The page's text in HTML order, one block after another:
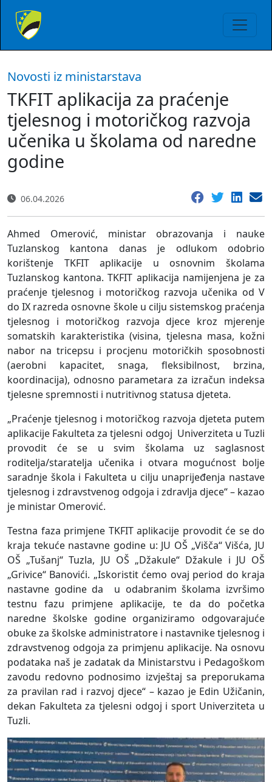
Novosti iz ministarstava
TKFIT aplikacija za praćenje
tjelesnog i motoričkog razvoja
učenika u školama od naredne
godine
06.04.2026
Ahmed Omerović, ministar obrazovanja i nauke
Tuzlanskog kantona danas je odlukom odobrio
korištenje TKFIT aplikacije u osnovnim školama
Tuzlanskog kantona. TKFIT aplikacija namijenjena je za
praćenje tjelesnog i motoričkog razvoja učenika od V
do IX razreda osnovne škole u cilju sistemskog praćenja
tjelesnog i motoričkog razvoja djece kroz mjerenje
somatskih karakteristika (visina, tjelesna masa, kožni
nabor na tricepsu i procjenu motoričkih sposobnosti
(aerobni kapacitet, snaga, fleksibilnost, brzina,
koordinacija), odnosno parametara za izračun indeksa
tjelesne spremnosti i nutritivnog statusa djeteta.
„Praćenje tjelesnog i motoričkog razvoja djeteta putem
aplikacije Fakulteta za tjelesni odgoj Univerziteta u Tuzli
provodit će se u svim školama uz saglasnost
roditelja/staratelja učenika i otvara mogućnost bolje
saradnje škola i Fakulteta u cilju unaprijeđenja nastave
tjelesnog i zdravstvenog odgoja i zdravlja djece“ – kazao
je ministar Omerović.
Testna faza primjene TKFIT aplikacije provodit će se do
kraja tekuće nastavne godine u: JU OŠ „Višča“ Višća, JU
OŠ „Tušanj“ Tuzla, JU OŠ „Džakule“ Džakule i JU OŠ
„Grivice“ Banovići. „Iskoristit ćemo ovaj period do kraja
nastavne godine da u odabranim školama izvršimo
testnu fazu primjene aplikacije, te da do početka
naredne školske godine organiziramo odgovarajuće
obuke za školske administratore i nastavnike tjelesnog i
zdravstvenog odgoja za primjenu aplikacije. Na osnovu
podataka naš je zadatak da Ministarstvu i Pedagoškom
zavodu redovno podnosimo izvještaj sa preporukama
za pravilan rad i razvoj djece“ – kazao je Edin Užičanin,
dekan Fakulteta za tjelesni odgoj i sport Univerziteta u
Tuzli.